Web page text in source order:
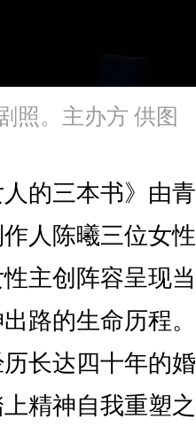
照。主办方 供图
三本书》由青
人陈曦三位女
主创阵容呈现
路的生命历程
长达四十年的
精神自我重塑